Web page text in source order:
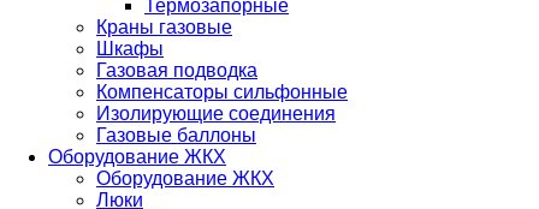
Термозапорные
Краны газовые
Шкафы
Газовая подводка
Компенсаторы сильфонные
Изолирующие соединения
Газовые баллоны
Оборудование ЖКХ
Оборудование ЖКХ
Люки